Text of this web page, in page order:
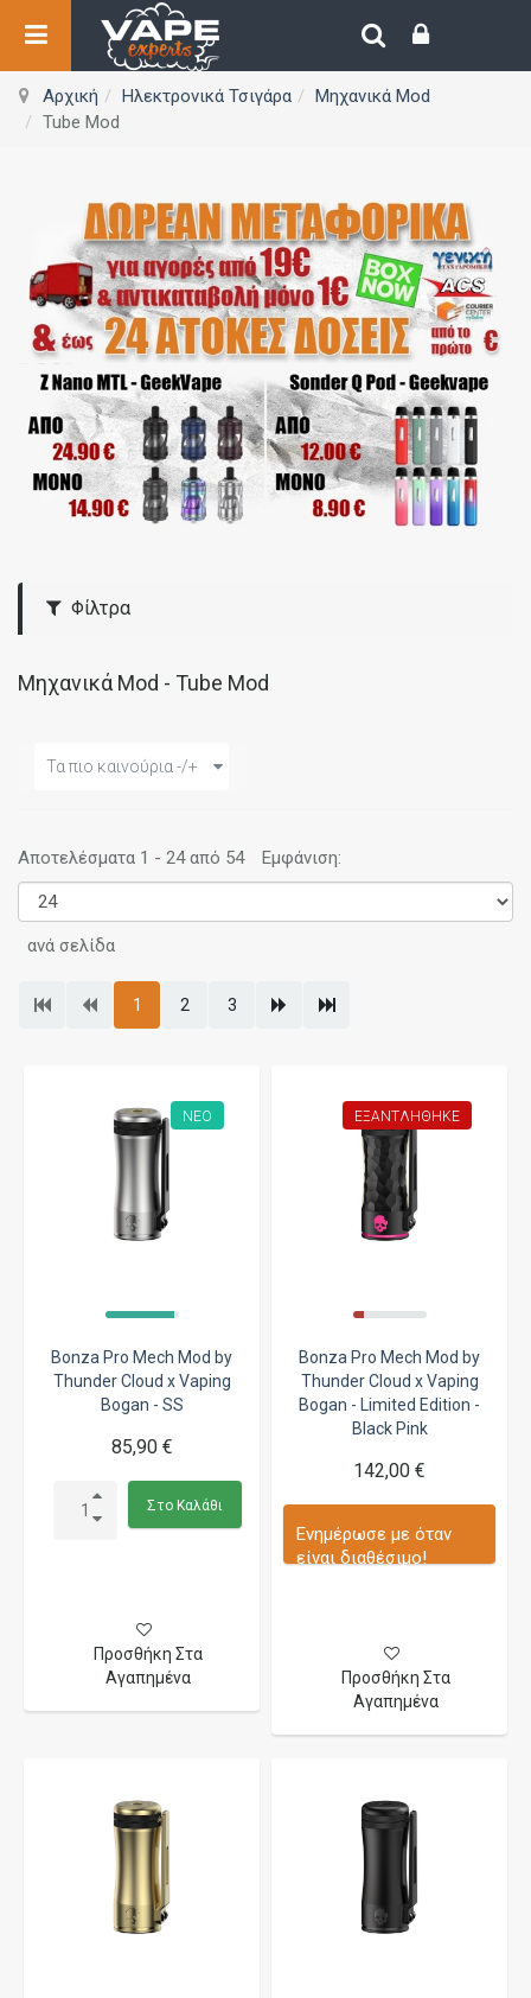
Αρχική Ηλεκτρονικά Τσιγάρα
Μηχανικά Mod
Tube Mod
Φίλτρα
Μηχανικά Mod - Tube Mod
Τα πιο καινούρια -/+
Αποτελέσματα 1 - 24 από 54 Εμφάνιση:
ανά σελίδα
1 2 3
ΝΈΟ
Bonza Pro Mech Mod by
Thunder Cloud x Vaping
Bogan - SS
85,90 €
Στο Καλάθι
Προσθήκη Στα
Αγαπημένα
ΕΞΑΝΤΛΉΘΗΚΕ
Bonza Pro Mech Mod by
Thunder Cloud x Vaping
Bogan - Limited Edition -
Black Pink
142,00 €
Ενημέρωσε με όταν
είναι διαθέσιμο!
Προσθήκη Στα
Αγαπημένα